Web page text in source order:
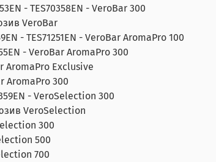
- TES70358EN - VeroBar 300
VeroBar
- TES71251EN - VeroBar AromaPro 100
- VeroBar AromaPro 300
AromaPro Exclusive
AromaPro 300
- VeroSelection 300
VeroSelection
300
500
700